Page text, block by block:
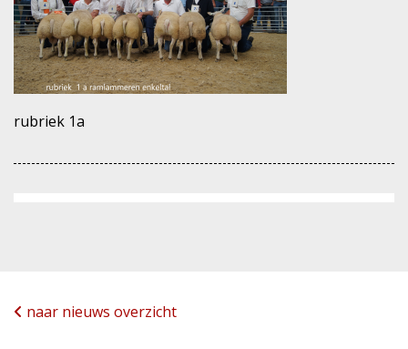
rubriek 1a
naar nieuws overzicht